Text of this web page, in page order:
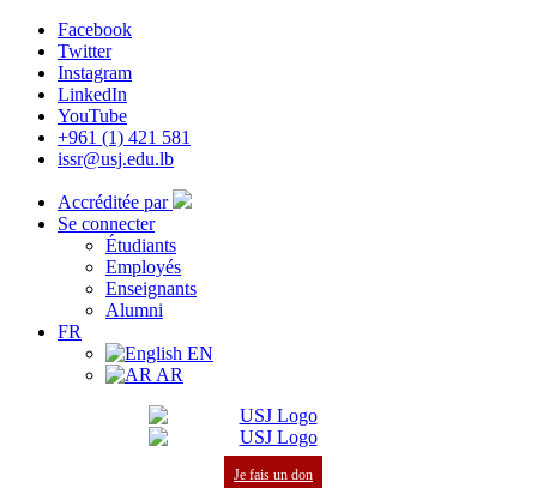
Facebook
Twitter
Instagram
LinkedIn
YouTube
+961 (1) 421 581
issr@usj.edu.lb
Accréditée par
Se connecter
Étudiants
Employés
Enseignants
Alumni
FR
EN
AR
Je fais un don